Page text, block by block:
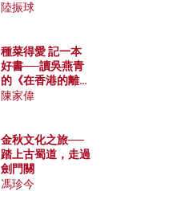
陸振球
種菜得愛 記一本
好書──讀吳燕青
的《在香港的離島
種菜》
陳家偉
金秋文化之旅──
踏上古蜀道，走過
劍門關
馮珍今